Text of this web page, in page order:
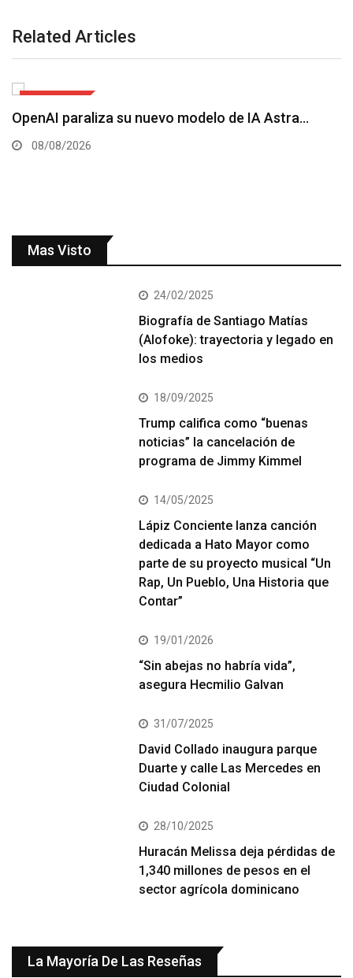
Related Articles
La NASA confirmó que un cohete de SpaceX…
07/08/2026
Mas Visto
24/02/2025
Biografía de Santiago Matías
(Alofoke): trayectoria y legado en
los medios
18/09/2025
Trump califica como “buenas
noticias” la cancelación de
programa de Jimmy Kimmel
14/05/2025
Lápiz Conciente lanza canción
dedicada a Hato Mayor como
parte de su proyecto musical “Un
Rap, Un Pueblo, Una Historia que
Contar”
19/01/2026
“Sin abejas no habría vida”,
asegura Hecmilio Galvan
31/07/2025
David Collado inaugura parque
Duarte y calle Las Mercedes en
Ciudad Colonial
28/10/2025
Huracán Melissa deja pérdidas de
1,340 millones de pesos en el
sector agrícola dominicano
La Mayoría De Las Reseñas